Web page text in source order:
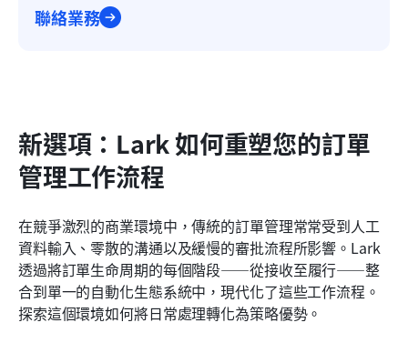
聯絡業務
新選項：Lark 如何重塑您的訂單
管理工作流程
在競爭激烈的商業環境中，傳統的訂單管理常常受到人工
資料輸入、零散的溝通以及緩慢的審批流程所影響。Lark
透過將訂單生命周期的每個階段——從接收至履行——整
合到單一的自動化生態系統中，現代化了這些工作流程。
探索這個環境如何將日常處理轉化為策略優勢。